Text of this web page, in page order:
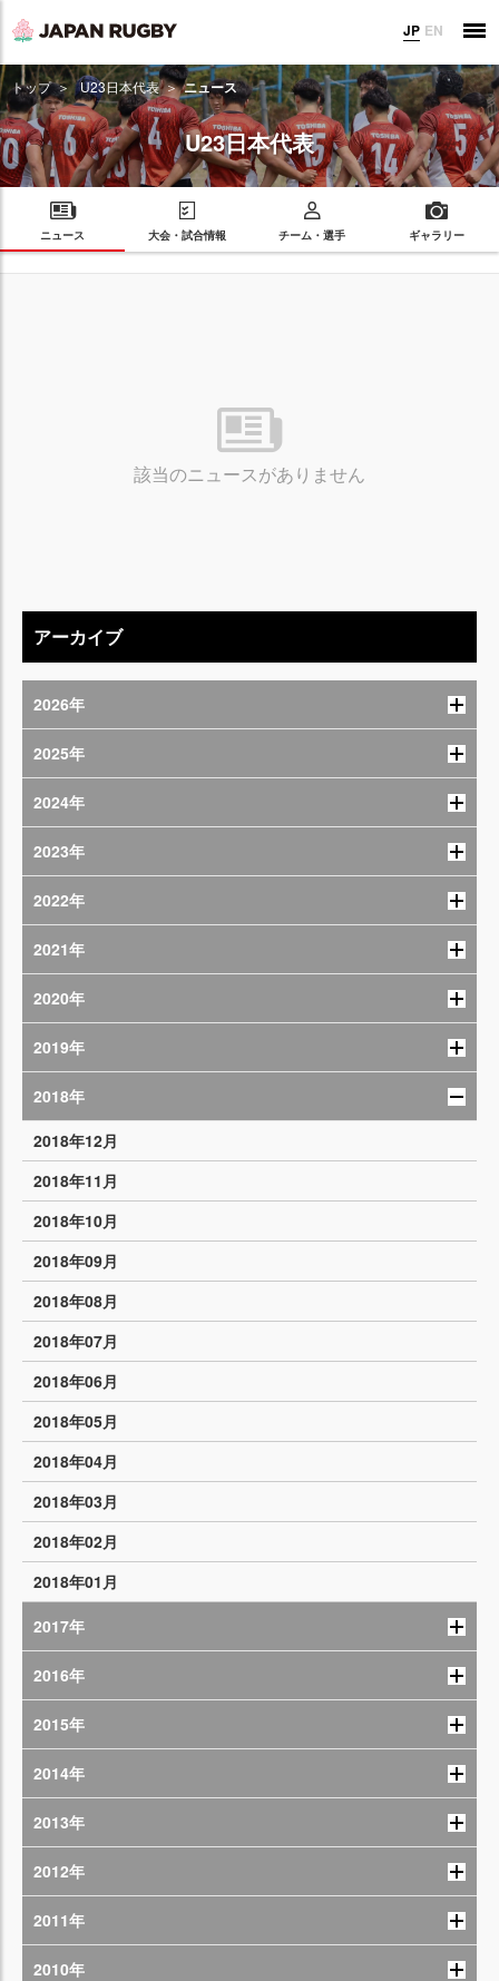
JP EN
トップ U23日本代表 ニュース
U23日本代表
ニュース 大会・試合情報 チーム・選手 ギャラリー
該当のニュースがありません
アーカイブ
2026年
2025年
2024年
2023年
2022年
2021年
2020年
2019年
2018年
2018年12月
2018年11月
2018年10月
2018年09月
2018年08月
2018年07月
2018年06月
2018年05月
2018年04月
2018年03月
2018年02月
2018年01月
2017年
2016年
2015年
2014年
2013年
2012年
2011年
2010年